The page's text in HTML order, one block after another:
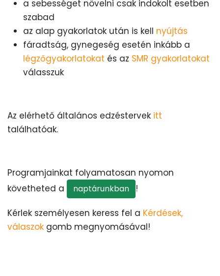
a sebességet növelni csak indokolt esetben
szabad
az alap gyakorlatok után is kell nyújtás
fáradtság, gynegeség esetén inkább a
légzőgyakorlatokat és az SMR gyakorlatokat
válasszuk
Az elérhető általános edzéstervek itt
találhatóak.
Programjainkat folyamatosan nyomon
követheted a
naptárunkban !
Kérlek személyesen keress fel a Kérdések,
válaszok gomb megnyomásával!